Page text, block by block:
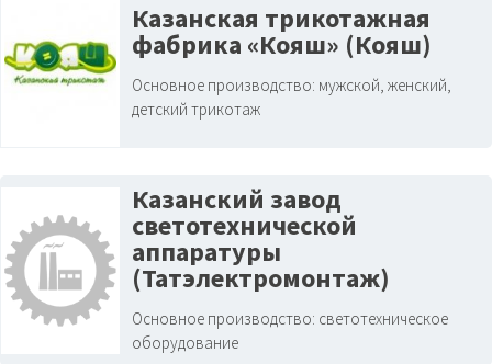
Казанская трикотажная
фабрика «Кояш» (Кояш)
Основное производство: мужской, женский,
детский трикотаж
Казанский завод
светотехнической
аппаратуры
(Татэлектромонтаж)
Основное производство: светотехническое
оборудование